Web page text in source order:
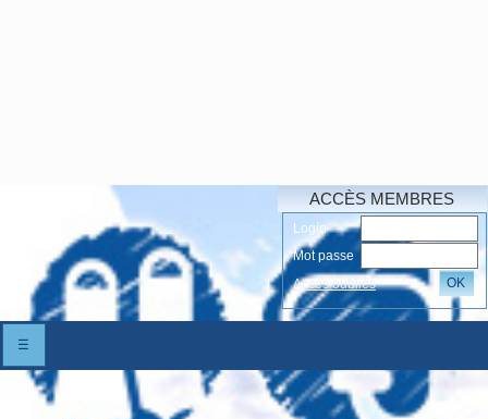
ACCÈS MEMBRES
Login
Mot passe
Accés oubliés
OK
☰